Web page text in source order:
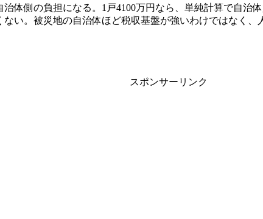
体側の負担になる。1戸4100万円なら、単純計算で自治
い。被災地の自治体ほど税収基盤が強いわけではなく、
スポンサーリンク